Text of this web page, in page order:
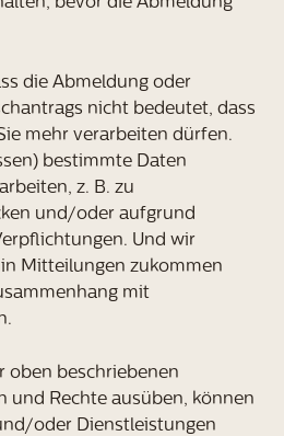
die Abmeldung oder
nicht bedeutet, dass
mehr verarbeiten dürfen.
bestimmte Daten
z. B. zu
und/oder aufgrund
Und wir
Mitteilungen zukommen
mit
oben beschriebenen
und Rechte ausüben, können
oder Dienstleistungen